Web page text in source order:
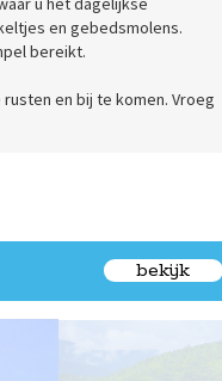
en gebedsmolens.
bereikt.
en bij te komen. Vroeg
bekijk